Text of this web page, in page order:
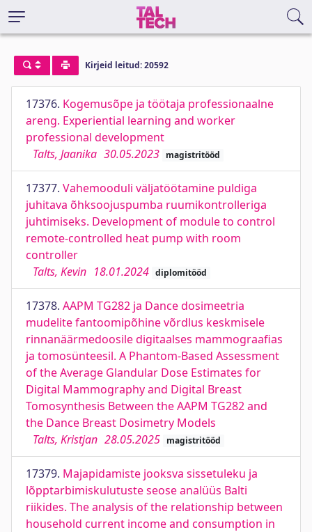
Kirjeid leitud: 20592
17376. Kogemusõpe ja töötaja professionaalne
areng. Experiential learning and worker
professional development
Talts, Jaanika 30.05.2023 magistritööd
17377. Vahemooduli väljatöötamine puldiga
juhitava õhksoojuspumba ruumikontrolleriga
juhtimiseks. Development of module to control
remote-controlled heat pump with room
controller
Talts, Kevin 18.01.2024 diplomitööd
17378. AAPM TG282 ja Dance dosimeetria
mudelite fantoomipõhine võrdlus keskmisele
rinnanäärmedoosile digitaalses mammograafias
ja tomosünteesil. A Phantom-Based Assessment
of the Average Glandular Dose Estimates for
Digital Mammography and Digital Breast
Tomosynthesis Between the AAPM TG282 and
the Dance Breast Dosimetry Models
Talts, Kristjan 28.05.2025 magistritööd
17379. Majapidamiste jooksva sissetuleku ja
lõpptarbimiskulutuste seose analüüs Balti
riikides. The analysis of the relationship between
household current income and consumption in